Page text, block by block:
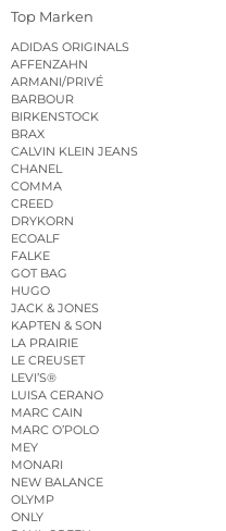
Top Marken
ADIDAS ORIGINALS
AFFENZAHN
ARMANI/PRIVÉ
BARBOUR
BIRKENSTOCK
BRAX
CALVIN KLEIN JEANS
CHANEL
COMMA
CREED
DRYKORN
ECOALF
FALKE
GOT BAG
HUGO
JACK & JONES
KAPTEN & SON
LA PRAIRIE
LE CREUSET
LEVI’S®
LUISA CERANO
MARC CAIN
MARC O’POLO
MEY
MONARI
NEW BALANCE
OLYMP
ONLY